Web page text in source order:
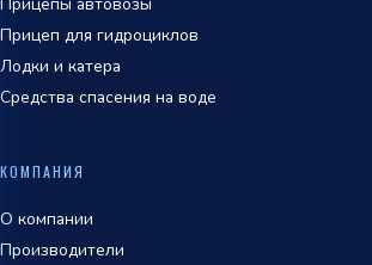
Прицепы автовозы
Прицеп для гидроциклов
Лодки и катера
Средства спасения на воде
КОМПАНИЯ
О компании
Производители